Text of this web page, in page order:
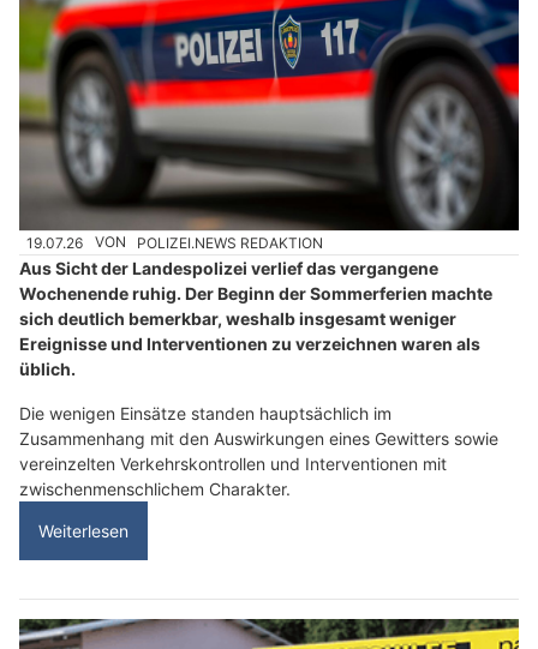
19.07.26 VON POLIZEI.NEWS REDAKTION
Aus Sicht der Landespolizei verlief das vergangene
Wochenende ruhig. Der Beginn der Sommerferien machte
sich deutlich bemerkbar, weshalb insgesamt weniger
Ereignisse und Interventionen zu verzeichnen waren als
üblich.
Die wenigen Einsätze standen hauptsächlich im
Zusammenhang mit den Auswirkungen eines Gewitters sowie
vereinzelten Verkehrskontrollen und Interventionen mit
zwischenmenschlichem Charakter.
Weiterlesen